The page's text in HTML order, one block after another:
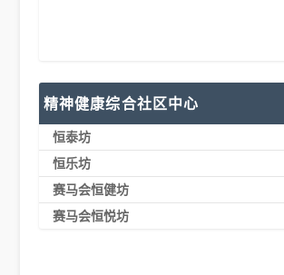
精神健康综合社区中心
恒泰坊
恒乐坊
赛马会恒健坊
赛马会恒悦坊